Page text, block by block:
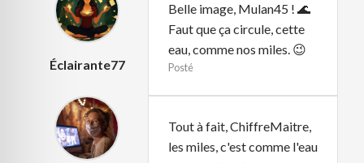
Éclairante77
Belle image, Mulan45 ! 🌊
Faut que ça circule, cette
eau, comme nos miles. 😉
Posté
Tout à fait, ChiffreMaitre,
les miles, c'est comme l'eau